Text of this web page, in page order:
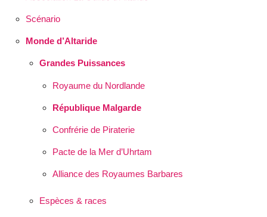
Scénario
Monde d’Altaride
Grandes Puissances
Royaume du Nordlande
République Malgarde
Confrérie de Piraterie
Pacte de la Mer d’Uhrtam
Alliance des Royaumes Barbares
Espèces & races